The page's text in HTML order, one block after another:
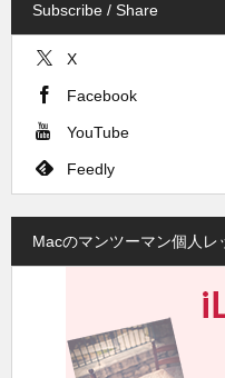
Subscribe / Share
X
Facebook
YouTube
Feedly
Macのマンツーマン個人レ